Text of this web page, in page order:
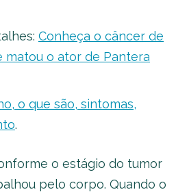
Conheça o câncer de
matou o ator de Pantera
o que são, sintomas,
.
o estágio do tumor
pelo corpo. Quando o